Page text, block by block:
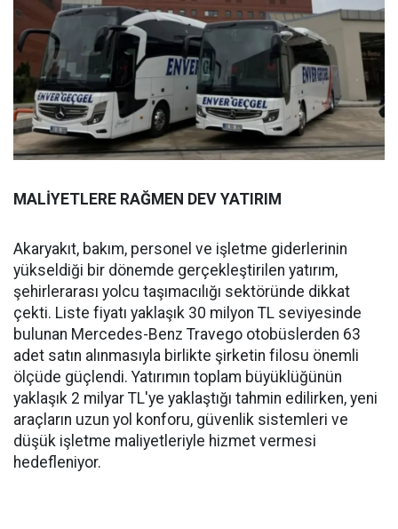
MALİYETLERE RAĞMEN DEV YATIRIM
Akaryakıt, bakım, personel ve işletme giderlerinin
yükseldiği bir dönemde gerçekleştirilen yatırım,
şehirlerarası yolcu taşımacılığı sektöründe dikkat
çekti. Liste fiyatı yaklaşık 30 milyon TL seviyesinde
bulunan Mercedes-Benz Travego otobüslerden 63
adet satın alınmasıyla birlikte şirketin filosu önemli
ölçüde güçlendi. Yatırımın toplam büyüklüğünün
yaklaşık 2 milyar TL'ye yaklaştığı tahmin edilirken, yeni
araçların uzun yol konforu, güvenlik sistemleri ve
düşük işletme maliyetleriyle hizmet vermesi
hedefleniyor.